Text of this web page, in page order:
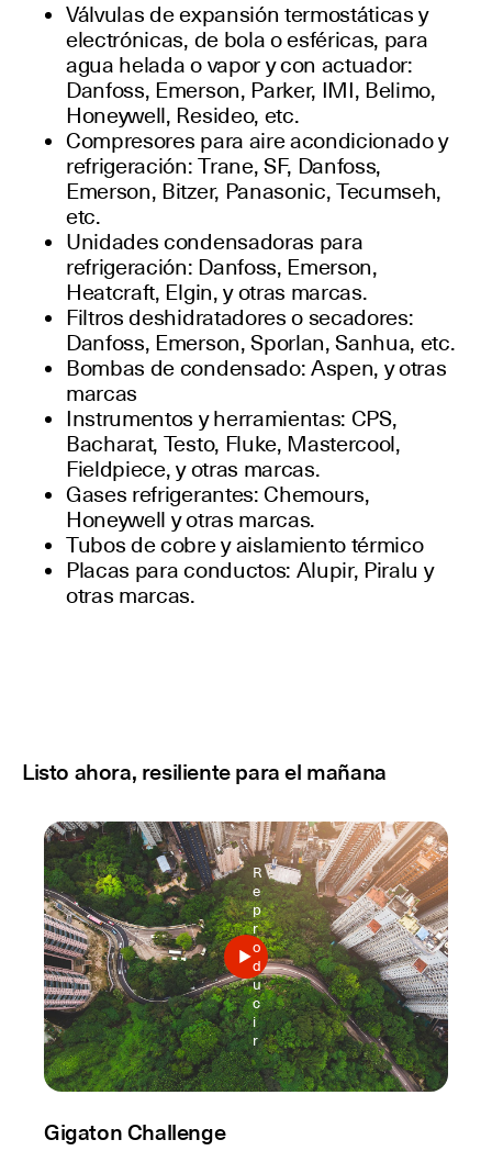
Válvulas de expansión termostáticas y
electrónicas, de bola o esféricas, para
agua helada o vapor y con actuador:
Danfoss, Emerson, Parker, IMI, Belimo,
Honeywell, Resideo, etc.
Compresores para aire acondicionado y
refrigeración: Trane, SF, Danfoss,
Emerson, Bitzer, Panasonic, Tecumseh,
etc.
Unidades condensadoras para
refrigeración: Danfoss, Emerson,
Heatcraft, Elgin, y otras marcas.
Filtros deshidratadores o secadores:
Danfoss, Emerson, Sporlan, Sanhua, etc.
Bombas de condensado: Aspen, y otras
marcas
Instrumentos y herramientas: CPS,
Bacharat, Testo, Fluke, Mastercool,
Fieldpiece, y otras marcas.
Gases refrigerantes: Chemours,
Honeywell y otras marcas.
Tubos de cobre y aislamiento térmico
Placas para conductos: Alupir, Piralu y
otras marcas.
Listo ahora, resiliente para el mañana
R
e
p
r
o
d
u
c
i
r
Gigaton Challenge